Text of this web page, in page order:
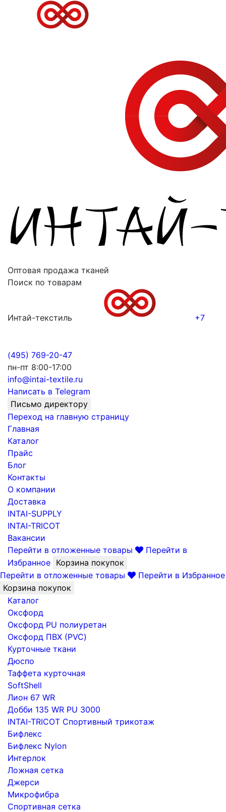
Оптовая продажа тканей
Поиск по товарам
Интай-текстиль +7
(495) 769-20-47
пн-пт 8:00-17:00
info@intai-textile.ru
Написать в Telegram
Письмо директору
Переход на главную страницу
Главная
Каталог
Прайс
Блог
Контакты
О компании
Доставка
INTAI-SUPPLY
INTAI-TRICOT
Вакансии
Перейти в отложенные товары
Перейти в
Избранное Корзина покупок
Перейти в отложенные товары
Перейти в Избранное
Корзина покупок
Каталог
Оксфорд
Оксфорд PU полиуретан
Оксфорд ПВХ (PVC)
Курточные ткани
Дюспо
Таффета курточная
SoftShell
Лион 67 WR
Добби 135 WR PU 3000
INTAI-TRICOT Спортивный трикотаж
Бифлекс
Бифлекс Nylon
Интерлок
Ложная сетка
Джерси
Микрофибра
Спортивная сетка